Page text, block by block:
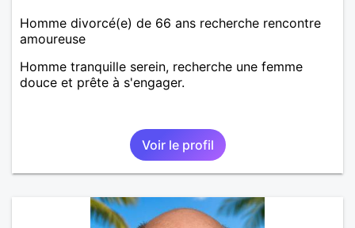
Homme divorcé(e) de 66 ans recherche rencontre
amoureuse
Homme tranquille serein, recherche une femme
douce et prête à s'engager.
Voir le profil